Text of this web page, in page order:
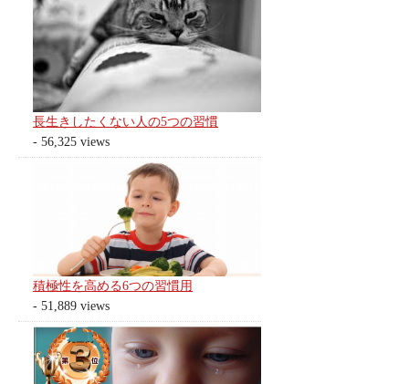
長生きしたくない人の5つの習慣
- 56,325 views
積極性を高める6つの習慣用
- 51,889 views